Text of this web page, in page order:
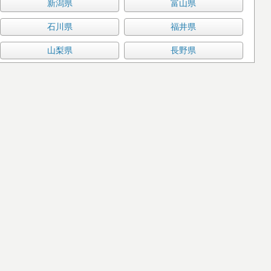
新潟県 富山県
石川県 福井県
山梨県 長野県